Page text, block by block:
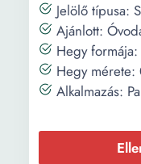
Jelölő típusa:
Ajánlott:
Hegy
Hegy mérete:
Alkalmazás: